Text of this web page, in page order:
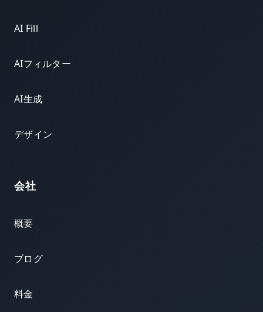
AI Fill
AIフィルター
AI生成
デザイン
会社
概要
ブログ
料金